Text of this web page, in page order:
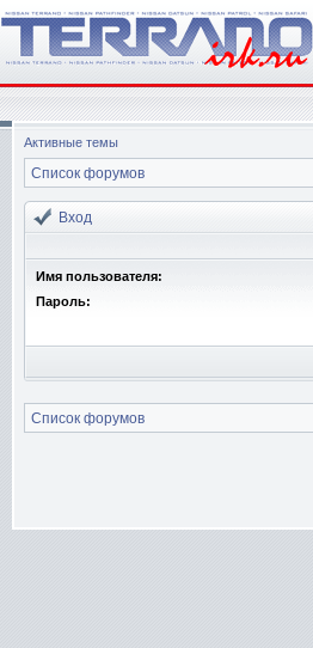
Активные темы
Список форумов
Вход
Имя пользователя:
Пароль:
Список форумов